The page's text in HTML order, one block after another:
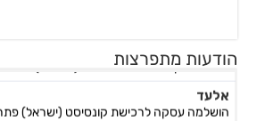
הודעות מתפרצות
מצגת משקיעים-אוגוסט 2026 (אנגלית)